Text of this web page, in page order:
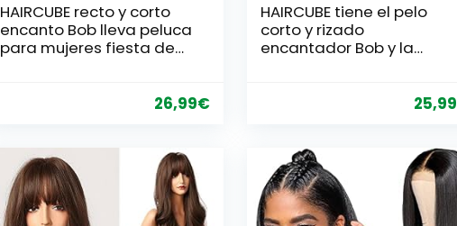
HAIRCUBE recto y corto
encanto Bob lleva peluca
para mujeres fiesta de
roles/ropa/peluca diaria
26,99€
HAIRCUBE tiene el pelo
corto y rizado
encantador Bob y la
fiesta de fibra sintética
diaria (Marrón oscuro)
25,99